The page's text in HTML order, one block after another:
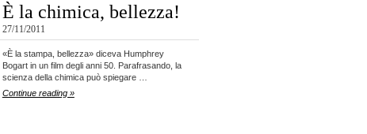
È la chimica, bellezza!
27/11/2011
«È la stampa, bellezza» diceva Humphrey
Bogart in un film degli anni 50. Parafrasando, la
scienza della chimica può spiegare …
Continue reading »